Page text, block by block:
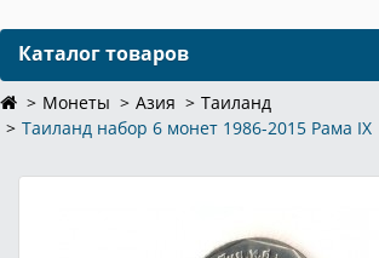
Каталог товаров
Монеты Азия
Таиланд
Таиланд набор 6 монет 1986-2015 Рама IX